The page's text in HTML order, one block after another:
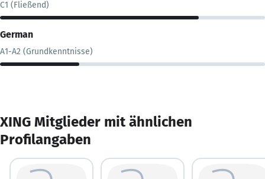
C1 (Fließend)
German
A1-A2 (Grundkenntnisse)
XING Mitglieder mit ähnlichen
Profilangaben